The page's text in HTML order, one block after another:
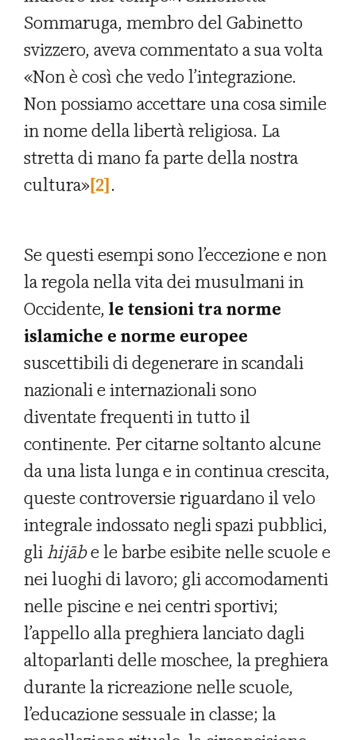
Sommaruga, membro del Gabinetto
svizzero, aveva commentato a sua volta
«Non è così che vedo l’integrazione.
Non possiamo accettare una cosa simile
in nome della libertà religiosa. La
stretta di mano fa parte della nostra
cultura»[2].
Se questi esempi sono l’eccezione e non
la regola nella vita dei musulmani in
Occidente, le tensioni tra norme
islamiche e norme europee
suscettibili di degenerare in scandali
nazionali e internazionali sono
diventate frequenti in tutto il
continente. Per citarne soltanto alcune
da una lista lunga e in continua crescita,
queste controversie riguardano il velo
integrale indossato negli spazi pubblici,
glihijābe le barbe esibite nelle scuole e
nei luoghi di lavoro; gli accomodamenti
nelle piscine e nei centri sportivi;
l’appello alla preghiera lanciato dagli
altoparlanti delle moschee, la preghiera
durante la ricreazione nelle scuole,
l’educazione sessuale in classe; la